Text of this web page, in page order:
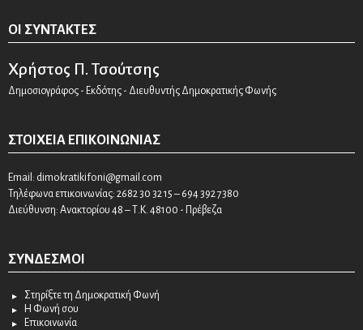
ΟΙ ΣΥΝΤΆΚΤΕΣ
Χρήστος Π. Τσούτσης
Δημοσιογράφος - Εκδότης - Διευθυντής Δημοκρατικής Φωνής
ΣΤΟΙΧΕΊΑ ΕΠΙΚΟΙΝΩΝΊΑΣ
Email: dimokratikifoni@gmail.com
Τηλέφωνα επικοινωνίας: 2682 30 32 15 – 694 392 7380
Διεύθυνση: Ανακτορίου 48 – Τ.Κ. 48100 - Πρέβεζα
ΣΎΝΔΕΣΜΟΙ
Στηρίξτε τη Δημοκρατική Φωνή
Η Φωνή σου
Επικοινωνία